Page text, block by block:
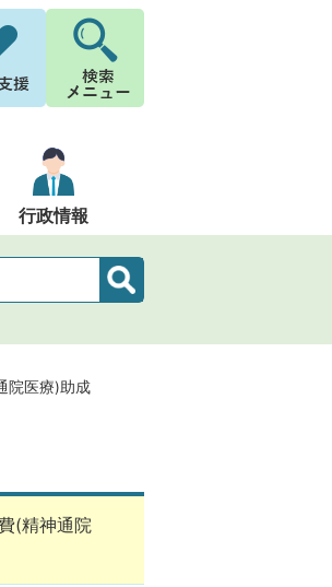
行政情報
院医療)助成
(精神通院